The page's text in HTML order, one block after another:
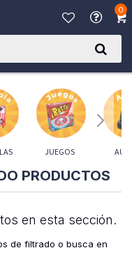
0
JUEGOS
PRODUCTOS
en esta sección.
de filtrado o busca en